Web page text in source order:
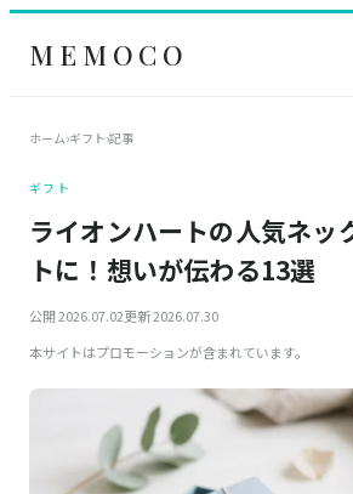
MEMOCO
ホーム›ギフト›記事
ギフト
ライオンハートの人気ネッ
トに！想いが伝わる13選
公開 2026.07.02更新 2026.07.30
本サイトはプロモーションが含まれています。